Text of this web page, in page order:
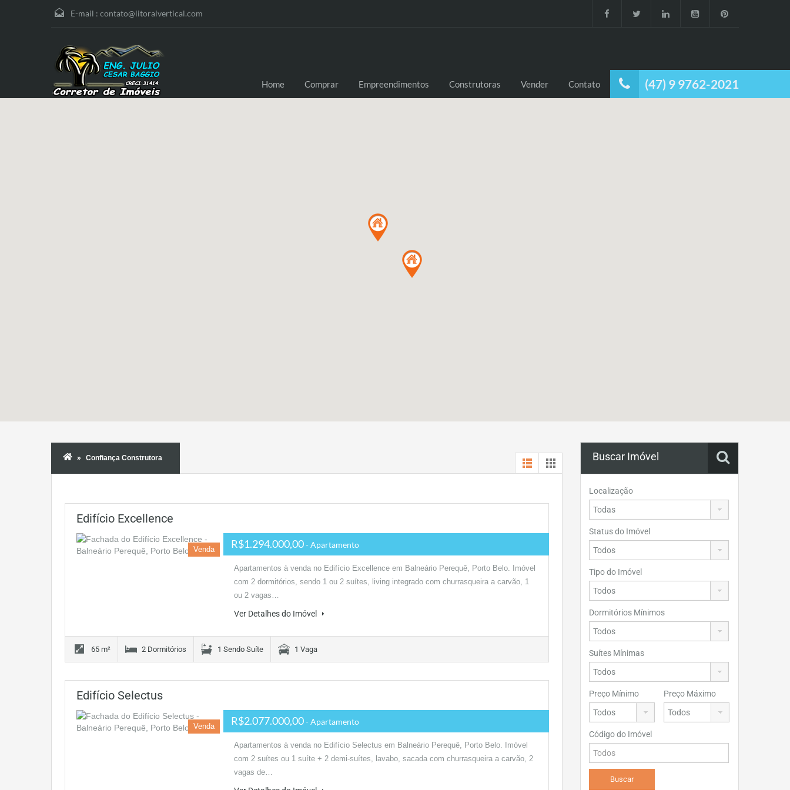
E-mail : contato@litoralvertical.com
(47) 9 9762-2021
Home Comprar Empreendimentos Construtoras Vender Contato
Confiança Construtora
Edifício Excellence
Venda R$1.294.000,00- Apartamento
Apartamentos à venda no Edifício Excellence em Balneário Perequê, Porto Belo. Imóvel
com 2 dormitórios, sendo 1 ou 2 suítes, living integrado com churrasqueira a carvão, 1
ou 2 vagas…
Ver Detalhes do Imóvel
65 m² 2 Dormitórios 1 Sendo Suíte 1 Vaga
Edifício Selectus
Venda R$2.077.000,00- Apartamento
Apartamentos à venda no Edifício Selectus em Balneário Perequê, Porto Belo. Imóvel
com 2 suítes ou 1 suíte + 2 demi-suítes, lavabo, sacada com churrasqueira a carvão, 2
vagas de…
Buscar Imóvel
Localização
Status do Imóvel
Tipo do Imóvel
Dormitórios Mínimos
Suítes Mínimas
Preço Mínimo Preço Máximo
Código do Imóvel